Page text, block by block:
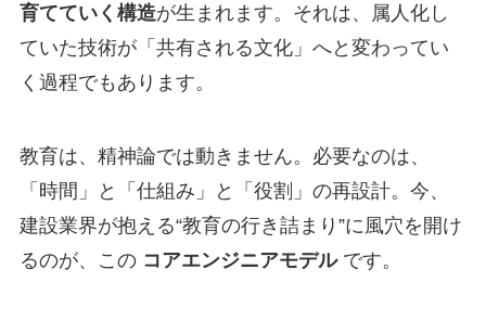
育てていく構造が生まれます。それは、属人化し
ていた技術が「共有される文化」へと変わってい
く過程でもあります。
教育は、精神論では動きません。必要なのは、
「時間」と「仕組み」と「役割」の再設計。今、
建設業界が抱える“教育の行き詰まり”に風穴を開け
るのが、この コアエンジニアモデルです。